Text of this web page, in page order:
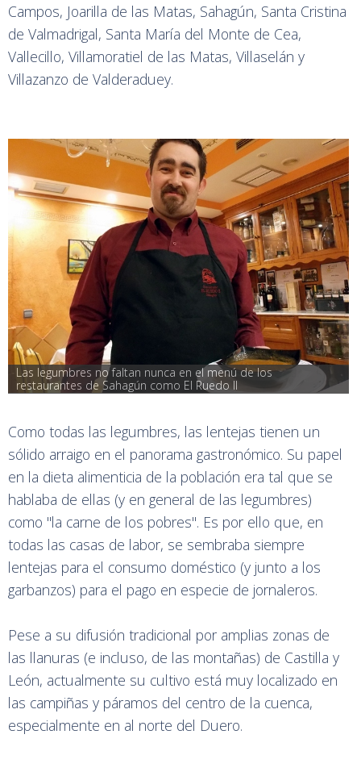
Campos, Joarilla de las Matas, Sahagún, Santa Cristina
de Valmadrigal, Santa María del Monte de Cea,
Vallecillo, Villamoratiel de las Matas, Villaselán y
Villazanzo de Valderaduey.
Las legumbres no faltan nunca en el menú de los
restaurantes de Sahagún como El Ruedo II
Como todas las legumbres, las lentejas tienen un
sólido arraigo en el panorama gastronómico. Su papel
en la dieta alimenticia de la población era tal que se
hablaba de ellas (y en general de las legumbres)
como "la carne de los pobres". Es por ello que, en
todas las casas de labor, se sembraba siempre
lentejas para el consumo doméstico (y junto a los
garbanzos) para el pago en especie de jornaleros.
Pese a su difusión tradicional por amplias zonas de
las llanuras (e incluso, de las montañas) de Castilla y
León, actualmente su cultivo está muy localizado en
las campiñas y páramos del centro de la cuenca,
especialmente en al norte del Duero.